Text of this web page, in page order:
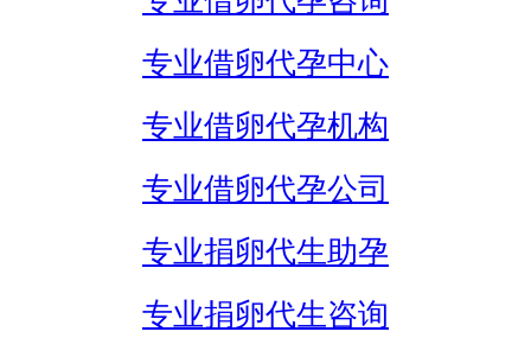
专业借卵代孕中心
专业借卵代孕机构
专业借卵代孕公司
专业捐卵代生助孕
专业捐卵代生咨询